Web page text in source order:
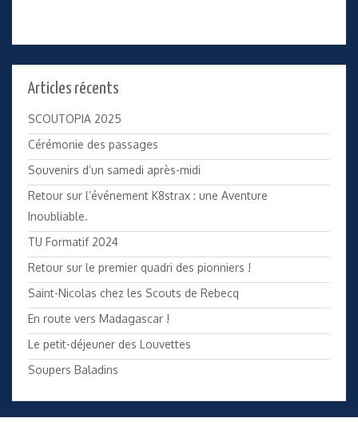
Articles récents
SCOUTOPIA 2025
Cérémonie des passages
Souvenirs d’un samedi après-midi
Retour sur l’événement K8strax : une Aventure
Inoubliable.
TU Formatif 2024
Retour sur le premier quadri des pionniers !
Saint-Nicolas chez les Scouts de Rebecq
En route vers Madagascar !
Le petit-déjeuner des Louvettes
Soupers Baladins